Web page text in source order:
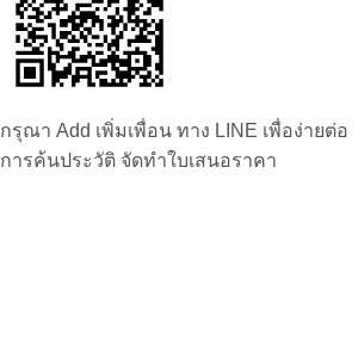
กรุณา Add เพิ่มเพื่อน ทาง LINE เพื่อง่ายต่อ
การค้นประวัติ จัดทำใบเสนอราคา